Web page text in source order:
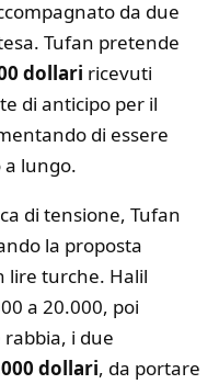
da due
Tufan pretende
dollari ricevuti
di anticipo per il
di essere
a lungo.
di tensione, Tufan
la proposta
lire turche. Halil
a 20.000, poi
i due
dollari, da portare